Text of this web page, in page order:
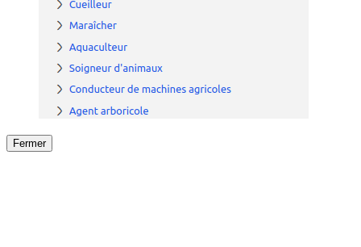
Fermer